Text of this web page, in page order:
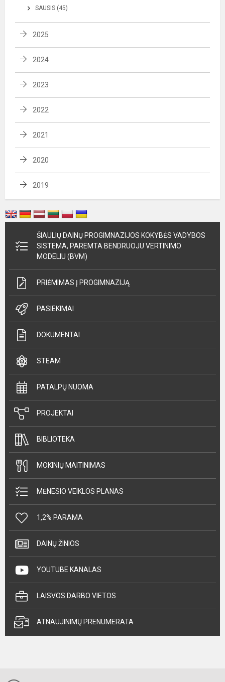
SAUSIS (45)
2025
2024
2023
2022
2021
2020
2019
ŠIAULIŲ DAINŲ PROGIMNAZIJOS KOKYBĖS VADYBOS
SISTEMA, PAREMTA BENDRUOJU VERTINIMO
MODELIU (BVM)
PRIĖMIMAS Į PROGIMNAZIJĄ
PASIEKIMAI
DOKUMENTAI
STEAM
PATALPŲ NUOMA
PROJEKTAI
BIBLIOTEKA
MOKINIŲ MAITINIMAS
MĖNESIO VEIKLOS PLANAS
1,2% PARAMA
DAINŲ ŽINIOS
YOUTUBE KANALAS
LAISVOS DARBO VIETOS
ATNAUJINIMŲ PRENUMERATA